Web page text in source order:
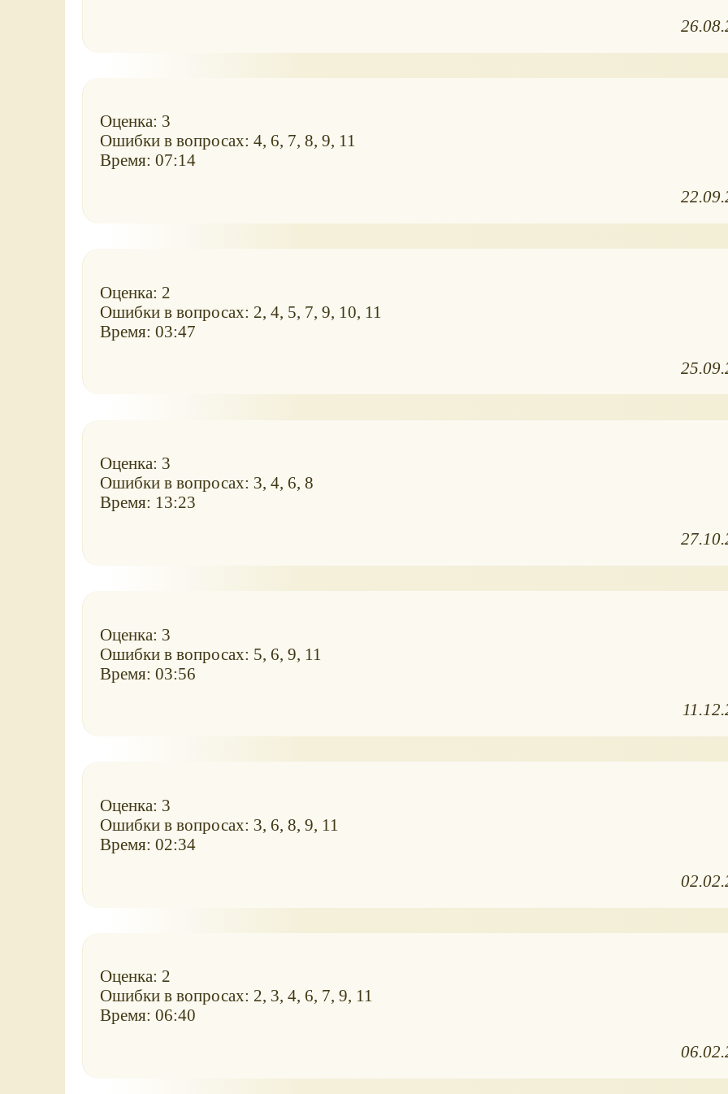
Оценка: 3
Ошибки в вопросах: 4, 6, 7, 8, 9, 11
Время: 07:14
Оценка: 2
Ошибки в вопросах: 2, 4, 5, 7, 9, 10, 11
Время: 03:47
Оценка: 3
Ошибки в вопросах: 3, 4, 6, 8
Время: 13:23
Оценка: 3
Ошибки в вопросах: 5, 6, 9, 11
Время: 03:56
Оценка: 3
Ошибки в вопросах: 3, 6, 8, 9, 11
Время: 02:34
Оценка: 2
Ошибки в вопросах: 2, 3, 4, 6, 7, 9, 11
Время: 06:40